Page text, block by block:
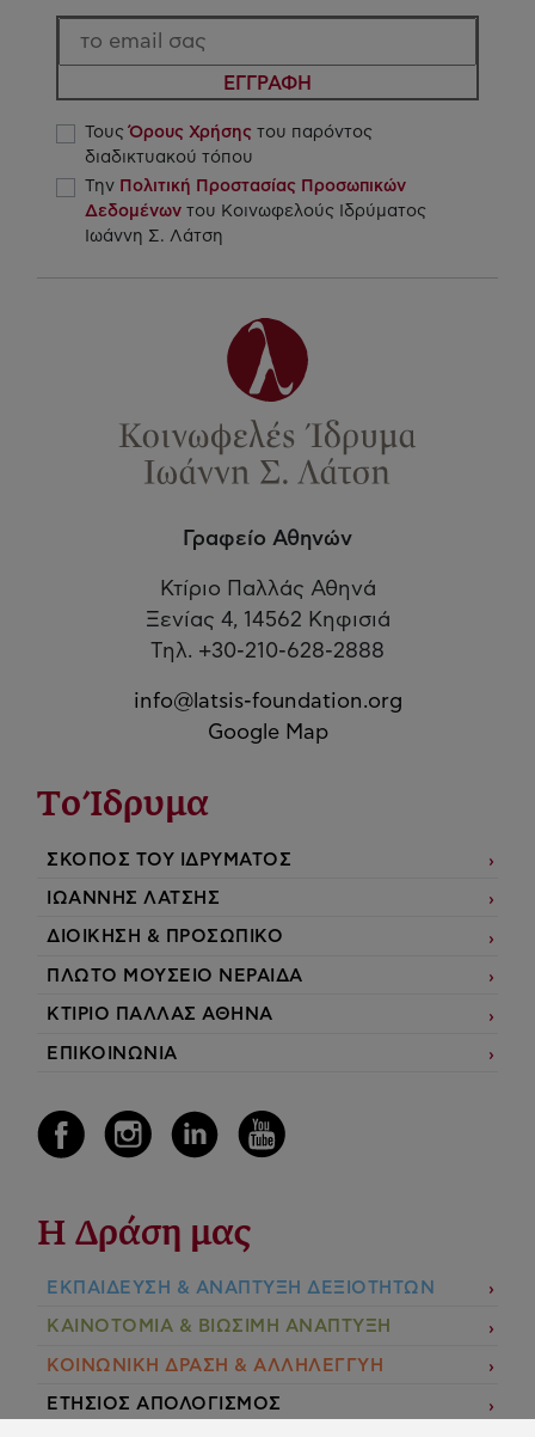
ΕΓΓΡΑΦΗ
ΤουςΌρους Χρήσης του παρόντος
διαδικτυακού τόπου
Την Πολιτική Προστασίας Προσωπικών
Δεδομένων του Κοινωφελούς Ιδρύματος
Ιωάννη Σ. Λάτση
Γραφείο Αθηνών
Κτίριο Παλλάς Αθηνά
Ξενίας 4, 14562 Κηφισιά
Τηλ. +30-210-628-2888
info@latsis-foundation.org
Google Map
Το Ίδρυμα
ΣΚΟΠΟΣ ΤΟΥ ΙΔΡΥΜΑΤΟΣ
ΙΩΑΝΝΗΣ ΛΑΤΣΗΣ
ΔΙΟΙΚΗΣΗ & ΠΡΟΣΩΠΙΚΟ
ΠΛΩΤΟ ΜΟΥΣΕΙΟ ΝΕΡΑΙΔΑ
ΚΤΙΡΙΟ ΠΑΛΛΑΣ ΑΘΗΝΑ
ΕΠΙΚΟΙΝΩΝΙΑ
Η Δράση μας
ΕΚΠΑIΔΕΥΣΗ & ΑΝΑΠΤΥΞΗ ΔΕΞΙΟΤΗΤΩΝ
ΚΑΙΝΟΤΟΜΙΑ & ΒΙΩΣΙΜΗ ΑΝΑΠΤΥΞΗ
ΚΟΙΝΩΝΙΚΗ ΔΡΑΣΗ & ΑΛΛΗΛΕΓΓΥΗ
ΕΤΗΣΙΟΣ ΑΠΟΛΟΓΙΣΜΟΣ